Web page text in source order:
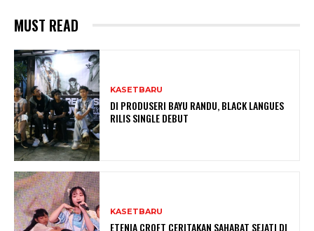
MUST READ
KASETBARU
DI PRODUSERI BAYU RANDU, BLACK LANGUES
RILIS SINGLE DEBUT
KASETBARU
ETENIA CROFT CERITAKAN SAHABAT SEJATI DI